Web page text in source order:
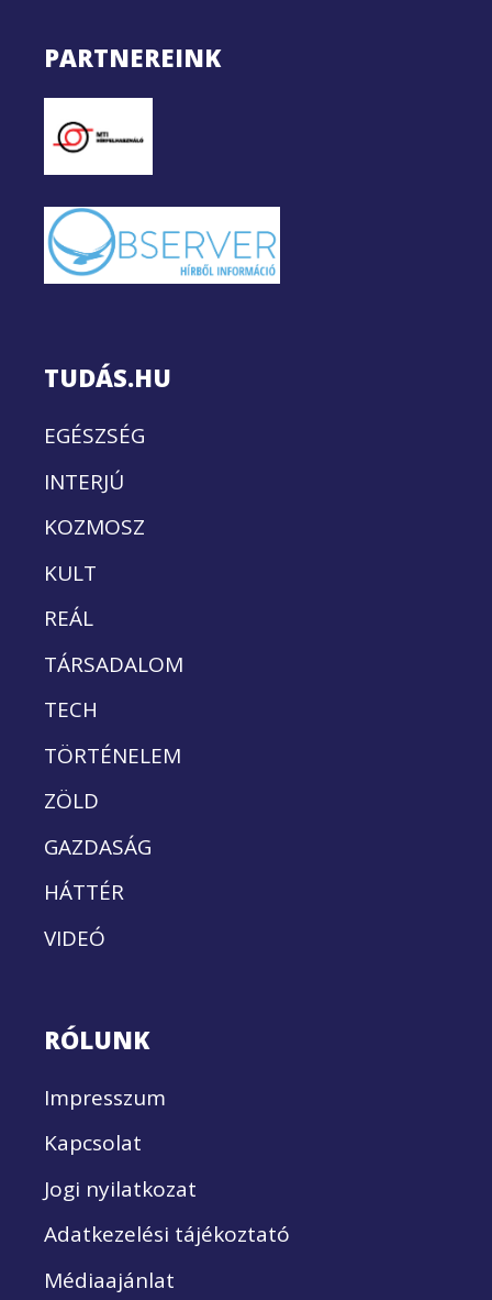
PARTNEREINK
TUDÁS.HU
EGÉSZSÉG
INTERJÚ
KOZMOSZ
KULT
REÁL
TÁRSADALOM
TECH
TÖRTÉNELEM
ZÖLD
GAZDASÁG
HÁTTÉR
VIDEÓ
RÓLUNK
Impresszum
Kapcsolat
Jogi nyilatkozat
Adatkezelési tájékoztató
Médiaajánlat